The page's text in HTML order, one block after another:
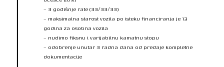
– 3 godišnje rate (33/33/33)
– maksimalna starost vozila po isteku financiranja je 13
godina za osobna vozila
– nudimo fiksnu i varijabilnu kamatnu stopu
– odobrenje unutar 3 radna dana od predaje kompletne
dokumentacije